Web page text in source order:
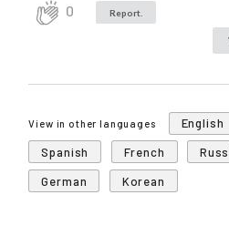
0 Report.
View in other languages English
Spanish
French
German
Korean